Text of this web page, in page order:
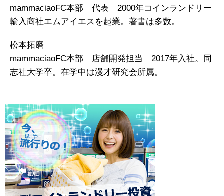
mammaciaoFC本部 代表 2000年コインランドリー
輸入商社エムアイエスを起業。著書は多数。
松本拓磨
mammaciaoFC本部 店舗開発担当 2017年入社。同
志社大学卒。在学中は漫才研究会所属。